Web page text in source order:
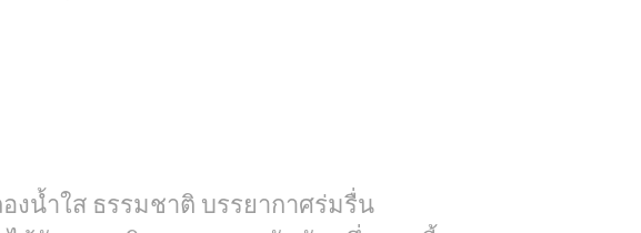
งน้ำใส ธรรมชาติ บรรยากาศร่มรื่น